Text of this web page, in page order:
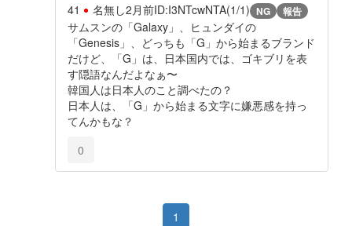
41 名無し2月前ID:I3NTcwNTA(1/1) NG 報告
サムスンの「Galaxy」、ヒュンダイの
「Genesis」、どっちも「G」から始まるブランド
だけど、「G」は、日本国内では、ゴキブリを表
す隠語なんだよなぁ〜
韓国人は日本人のこと調べたの？
日本人は、「G」から始まる文字に嫌悪感を持っ
てんかもな？
0
1